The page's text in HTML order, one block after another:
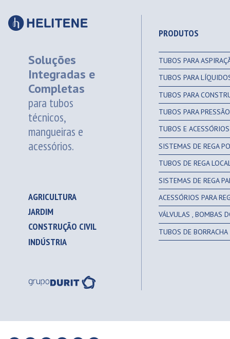
Soluções
Integradas e
Completas
para tubos
técnicos,
mangueiras e
acessórios.
AGRICULTURA
JARDIM
CONSTRUÇÃO CIVIL
INDÚSTRIA
PRODUTOS
TUBOS PARA
TUBOS PARA
TUBOS PARA
TUBOS PARA PRESSÃO
TUBOS E
SISTEMAS DE REGA
TUBOS DE REGA
SISTEMAS DE REGA
ACESSÓRIOS PARA
VÁLVULAS , BOMBAS
TUBOS DE BORRACHA